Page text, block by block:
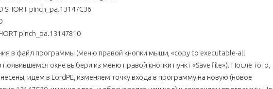
SHORT pinch_pa.13147C36
pinch_pa.13147810
в файл программы (меню правой кнопки мыши, «copy to executable-all
окне выбери из меню правой кнопки пункт «Save file»). После того,
идем в LordPE, изменяем точку входа в программу на новую (новое